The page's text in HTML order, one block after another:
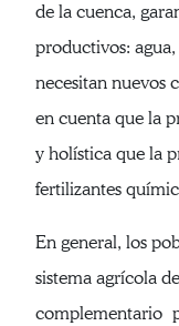
de la cuenca,
productivos:
necesitan nuevos
en cuenta que la
y holística que la
fertilizantes
En general, los
sistema agrícola
complementario